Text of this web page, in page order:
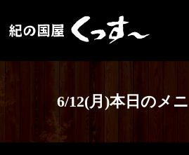
6/12(月)本日のメニ